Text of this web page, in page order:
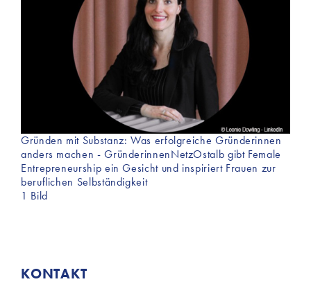
Gründen mit Substanz: Was erfolgreiche Gründerinnen
anders machen - GründerinnenNetzOstalb gibt Female
Entrepreneurship ein Gesicht und inspiriert Frauen zur
beruflichen Selbständigkeit
1 Bild
KONTAKT